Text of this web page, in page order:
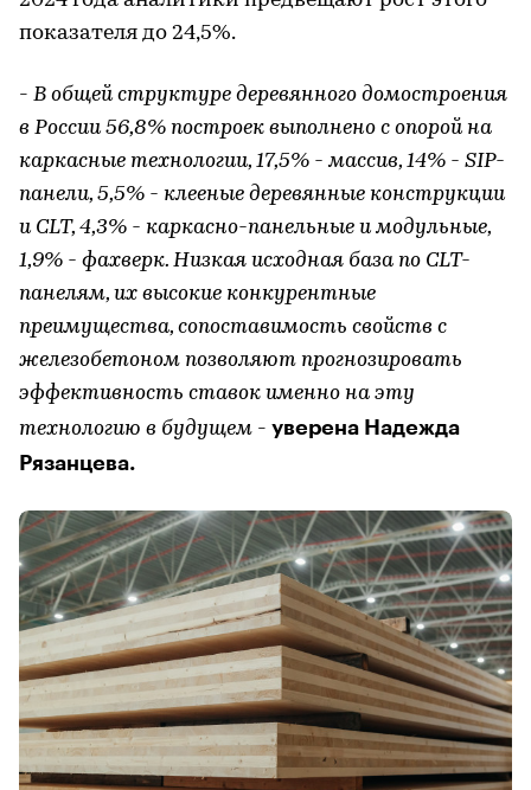
показателя до 24,5%.
- В общей структуре деревянного домостроения
в России 56,8% построек выполнено с опорой на
каркасные технологии, 17,5% - массив, 14% - SIP-
панели, 5,5% - клееные деревянные конструкции
и CLT, 4,3% - каркасно-панельные и модульные,
1,9% - фахверк. Низкая исходная база по CLT-
панелям, их высокие конкурентные
преимущества, сопоставимость свойств с
железобетоном позволяют прогнозировать
эффективность ставок именно на эту
технологию в будущем - уверена Надежда
Рязанцева.